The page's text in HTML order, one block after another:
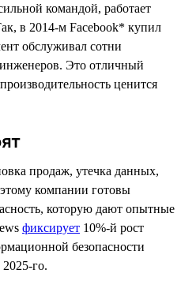
командой, работает
в 2014-м Facebook* купил
обслуживал сотни
Это отличный
ценится
продаж, утечка данных,
компании готовы
которую дают опытные
фиксирует 10%-й рост
безопасности
го.